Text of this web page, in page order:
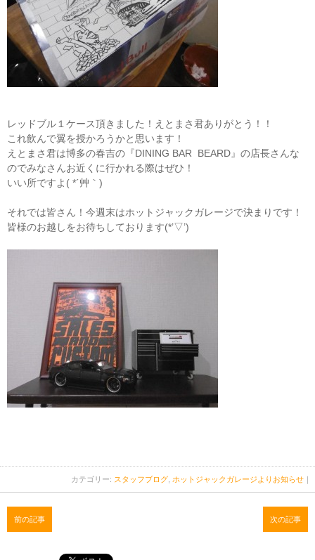
レッドブル１ケース頂きました！えとまさ君ありがとう！！
これ飲んで翼を授かろうかと思います！
えとまさ君は博多の春吉の『DINING BAR BEARD』の店長さんな
のでみなさんお近くに行かれる際はぜひ！
いい所ですよ( *´艸｀)
それでは皆さん！今週末はホットジャックガレージで決まりです！
皆様のお越しをお待ちしております(*’▽’)
カテゴリー: スタッフブログ ホットジャックガレージよりお知らせ ｜
前の記事 次の記事